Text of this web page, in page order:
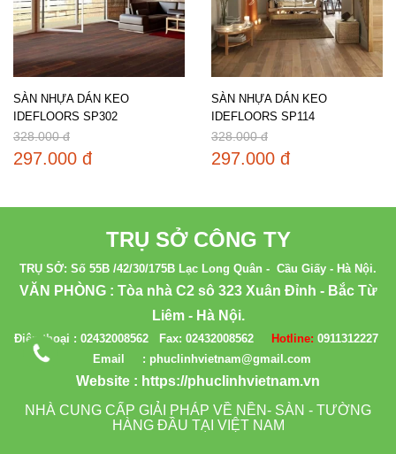
SÀN NHỰA DÁN KEO
IDEFLOORS SP302
328.000 đ
297.000 đ
SÀN NHỰA DÁN KEO
IDEFLOORS SP114
328.000 đ
297.000 đ
TRỤ SỞ CÔNG TY
TRỤ SỞ: Số 55B /42/30/175B Lạc Long Quân - Cầu Giấy - Hà Nội.
VĂN PHÒNG : Tòa nhà C2 sô 323 Xuân Đỉnh - Bắc Từ
Liêm - Hà Nội.
Điện thoại : 02432008562 Fax: 02432008562 Hotline: 0911312227
Email : phuclinhvietnam@gmail.com
Website : https://phuclinhvietnam.vn
NHÀ CUNG CẤP GIẢI PHÁP VỀ NỀN- SÀN - TƯỜNG
HÀNG ĐẦU TẠI VIỆT NAM